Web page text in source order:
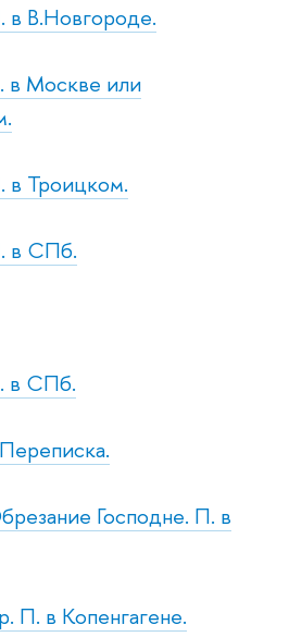
в В.Новгороде.
в Москве или
в Троицком.
в СПб.
в СПб.
Господне. П. в
П. в Копенгагене.